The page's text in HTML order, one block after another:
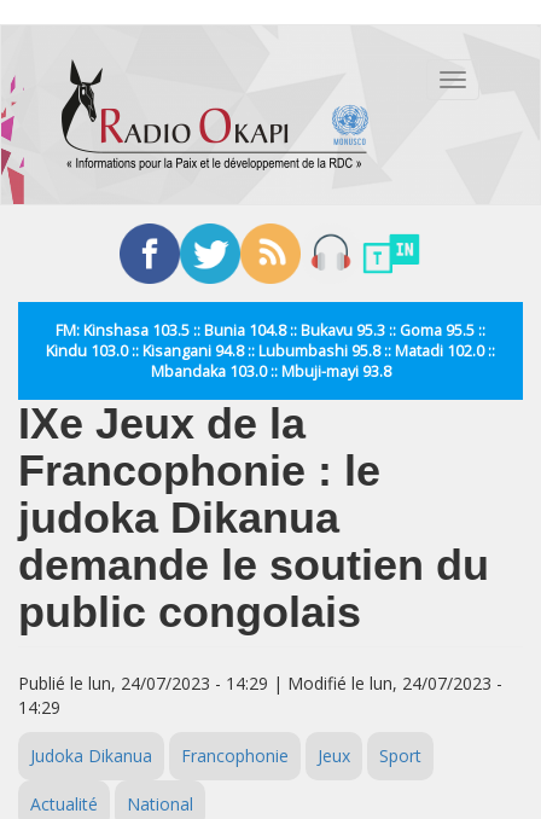
contenu
principal
Toggle
FM: Kinshasa 103.5 :: Bunia 104.8 :: Bukavu 95.3 :: Goma 95.5 ::
Kindu 103.0 :: Kisangani 94.8 :: Lubumbashi 95.8 :: Matadi 102.0 ::
Mbandaka 103.0 :: Mbuji-mayi 93.8
IXe Jeux de la
Francophonie : le
judoka Dikanua
demande le soutien du
public congolais
Publié le lun, 24/07/2023 - 14:29 | Modifié le lun, 24/07/2023 -
14:29
Judoka Dikanua Francophonie Jeux Sport
Actualité National